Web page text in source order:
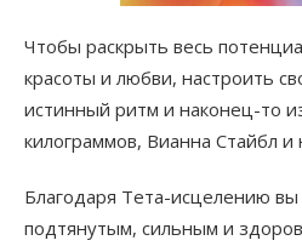
Чтобы раскрыть весь
красоты и любви, настроить
истинный ритм и наконец-то
килограммов, Вианна Стайбл и
Благодаря Тета-исцелению вы
подтянутым, сильным и